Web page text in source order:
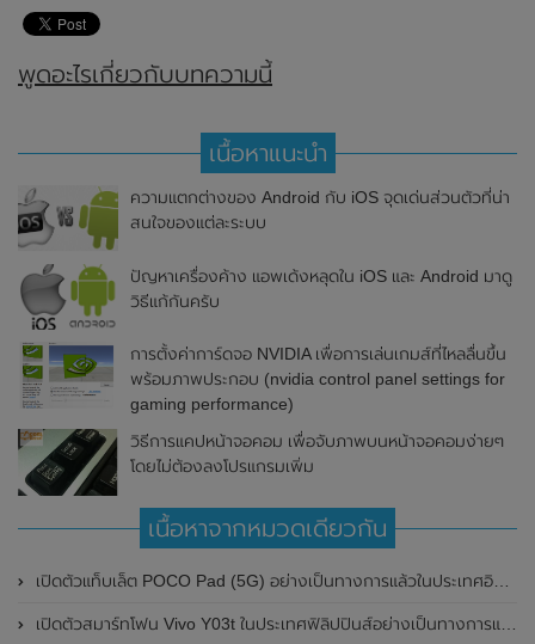
พูดอะไรเกี่ยวกับบทความนี้
เนื้อหาแนะนำ
ความแตกต่างของ Android กับ iOS จุดเด่นส่วนตัวที่น่า
สนใจของแต่ละระบบ
ปัญหาเครื่องค้าง แอพเด้งหลุดใน iOS และ Android มาดู
วิธีแก้กันครับ
การตั้งค่าการ์ดจอ NVIDIA เพื่อการเล่นเกมส์ที่ไหลลื่นขึ้น
พร้อมภาพประกอบ (nvidia control panel settings for
gaming performance)
วิธีการแคปหน้าจอคอม เพื่อจับภาพบนหน้าจอคอมง่ายๆ
โดยไม่ต้องลงโปรแกรมเพิ่ม
เนื้อหาจากหมวดเดียวกัน
เปิดตัวแท็บเล็ต POCO Pad (5G) อย่างเป็นทางการแล้วในประเทศอินเดีย มาพร้อมชิปเซ็ต Snapdragon 7s Gen 2 ของ Qualcomm และรองรับเครือข่าย 5G
เปิดตัวสมาร์ทโฟน Vivo Y03t ในประเทศฟิลิปปินส์อย่างเป็นทางการแล้ว มาพร้อมชิปเซ็ต Unisoc T612 , กล้องหลัง ความละเอียด 13MP , แบตเตอรี่ 5,000mAh และหน้าจอแสดงผล LCD / 90Hz